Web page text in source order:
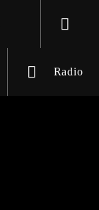
Radio